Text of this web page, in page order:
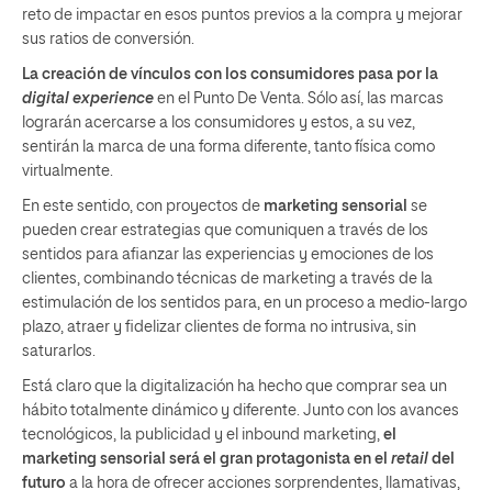
reto de impactar en esos puntos previos a la compra y mejorar
sus ratios de conversión.
La creación de vínculos con los consumidores pasa por la
digital experience en el Punto De Venta. Sólo así, las marcas
lograrán acercarse a los consumidores y estos, a su vez,
sentirán la marca de una forma diferente, tanto física como
virtualmente.
En este sentido, con proyectos de marketing sensorial se
pueden crear estrategias que comuniquen a través de los
sentidos para afianzar las experiencias y emociones de los
clientes, combinando técnicas de marketing a través de la
estimulación de los sentidos para, en un proceso a medio-largo
plazo, atraer y fidelizar clientes de forma no intrusiva, sin
saturarlos.
Está claro que la digitalización ha hecho que comprar sea un
hábito totalmente dinámico y diferente. Junto con los avances
tecnológicos, la publicidad y el inbound marketing, el
marketing sensorial será el gran protagonista en el retail del
futuro a la hora de ofrecer acciones sorprendentes, llamativas,